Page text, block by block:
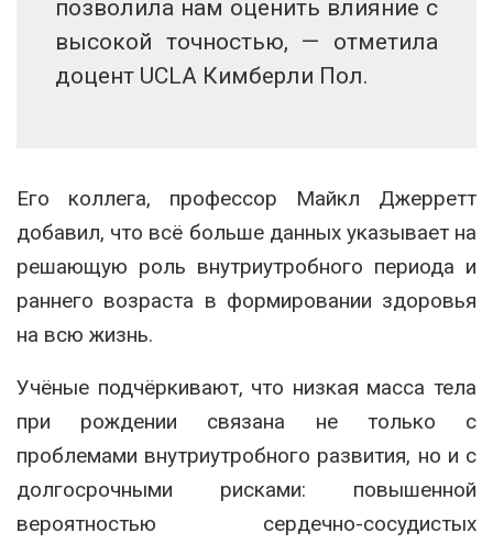
позволила нам оценить влияние с
высокой точностью, — отметила
доцент UCLA Кимберли Пол.
Его коллега, профессор Майкл Джерретт
добавил, что всё больше данных указывает на
решающую роль внутриутробного периода и
раннего возраста в формировании здоровья
на всю жизнь.
Учёные подчёркивают, что низкая масса тела
при рождении связана не только с
проблемами внутриутробного развития, но и с
долгосрочными рисками: повышенной
вероятностью сердечно-сосудистых